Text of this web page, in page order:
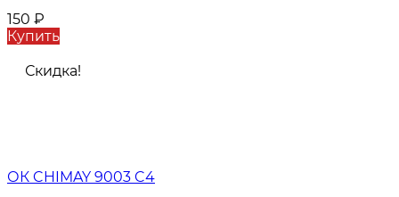
150 ₽
Купить
Скидка!
ОК CHIMAY 9003 C4